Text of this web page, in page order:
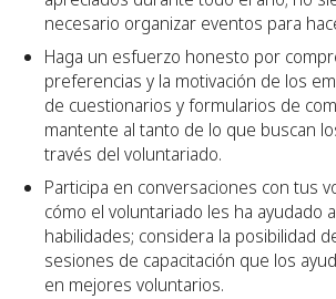
necesario organizar eventos para
Haga un esfuerzo honesto por
preferencias y la motivación de los
de cuestionarios y formularios de
mantente al tanto de lo que buscan
través del voluntariado.
Participa en conversaciones con tus
cómo el voluntariado les ha ayudado
habilidades; considera la posibilidad
sesiones de capacitación que los
en mejores voluntarios.